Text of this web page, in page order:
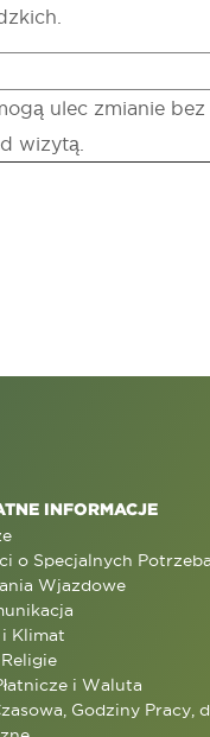
ulec zmianie bez
wizytą.
INFORMACJE
o Specjalnych
Wjazdowe
Klimat
i Waluta
Godziny Pracy,